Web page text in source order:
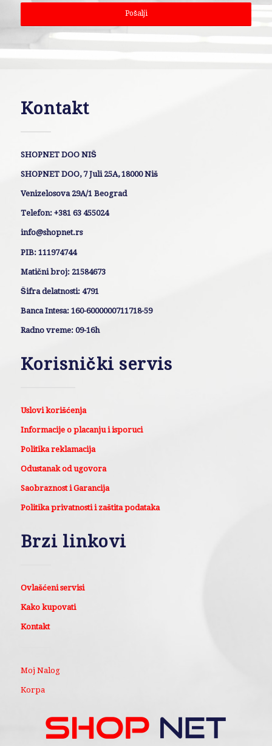
Kontakt
SHOPNET DOO NIŠ
SHOPNET DOO, 7 Juli 25A, 18000 Niš
Venizelosova 29A/1 Beograd
Telefon: +381 63 455024
info@shopnet.rs
PIB: 111974744
Matični broj: 21584673
Šifra delatnosti: 4791
Banca Intesa: 160-6000000711718-59
Radno vreme: 09-16h
Korisnički servis
Uslovi korišćenja
Informacije o placanju i isporuci
Politika reklamacija
Odustanak od ugovora
Saobraznost i Garancija
Politika privatnosti i zaštita podataka
Brzi linkovi
Ovlašćeni servisi
Kako kupovati
Kontakt
Moj Nalog
Korpa